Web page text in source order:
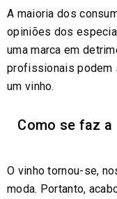
A maioria dos
opiniões dos
uma marca em
profissionais podem
um vinho.
Como se faz
O vinho tornou-se,
moda. Portanto,